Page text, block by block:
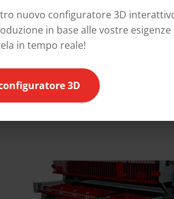
nuovo configuratore 3D
in base alle vostre esigenze
in tempo reale!
3D